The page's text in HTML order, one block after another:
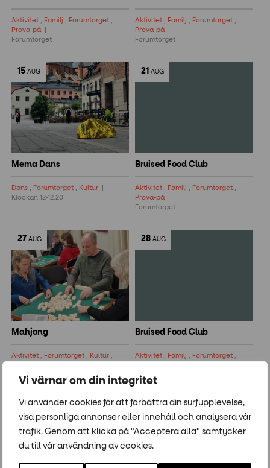
Vi värnar om din integritet
Vi använder cookies för att förbättra din surfupplevelse,
visa personliga annonser eller innehåll och analysera vår
trafik. Genom att klicka på "Acceptera alla" samtycker
du till vår användning av cookies.
Aktivitet Familj Forumtorget
Prova-på
Forumtorget
Aktivitet Familj Forumtorget
Prova-på
Forumtorget
15 AUG
Mema Dans
Dans Forumtorget
Kultur
Klockan 12-12:20
21 AUG
Bruised Food Club
Aktivitet Familj Forumtorget
Prova-på
Forumtorget
27 AUG
Mahjong
Aktivitet Forumtorget Kultur
Klockan 17-19
28 AUG
Bruised Food Club
Aktivitet Familj Forumtorget
Forumtorget
7 SEP 12 SEP